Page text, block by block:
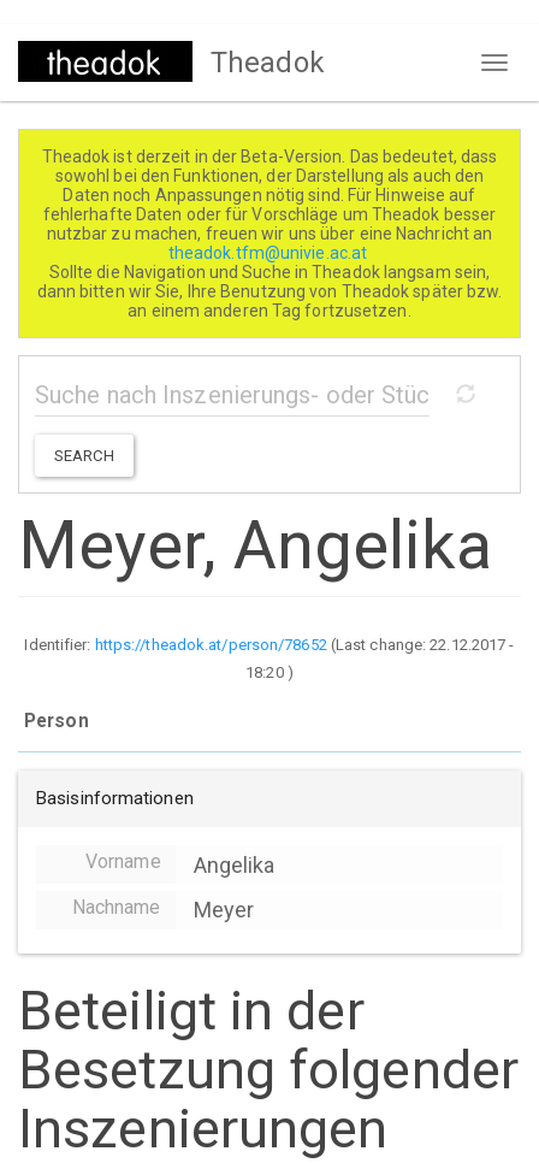
Direkt
Theadok
Theadok ist derzeit in der Beta-Version. Das bedeutet, dass
sowohl bei den Funktionen, der Darstellung als auch den
Daten noch Anpassungen nötig sind. Für Hinweise auf
fehlerhafte Daten oder für Vorschläge um Theadok besser
nutzbar zu machen, freuen wir uns über eine Nachricht an
theadok.tfm@univie.ac.at
Sollte die Navigation und Suche in Theadok langsam sein,
dann bitten wir Sie, Ihre Benutzung von Theadok später bzw.
an einem anderen Tag fortzusetzen.
SEARCH
Meyer, Angelika
Identifier: https://theadok.at/person/78652 (Last change:22.12.2017 -
18:20)
Person
Basisinformationen
Vorname Angelika
Nachname Meyer
Beteiligt in der
Besetzung folgender
Inszenierungen